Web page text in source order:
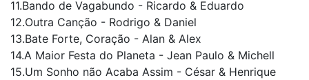
11.Bando de Vagabundo - Ricardo & Eduardo
12.Outra Canção - Rodrigo & Daniel
13.Bate Forte, Coração - Alan & Alex
14.A Maior Festa do Planeta - Jean Paulo & Michell
15.Um Sonho não Acaba Assim - César & Henrique